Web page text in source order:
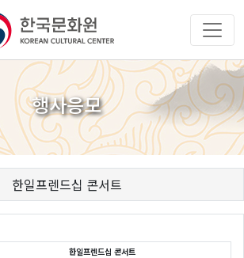
행사응모
한일프렌드십 콘서트
한일프렌드십 콘서트